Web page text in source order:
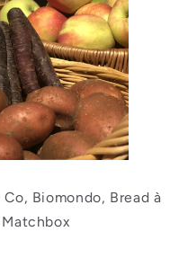
Co, Biomondo, Bread à